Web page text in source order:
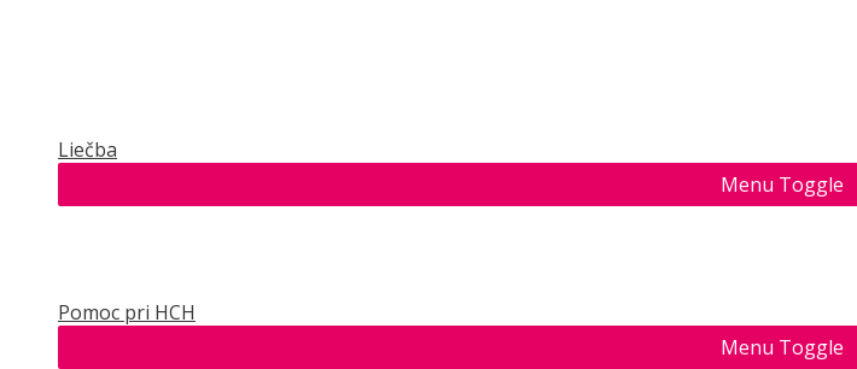
Liečba
Menu Toggle
Pomoc pri HCH
Menu Toggle